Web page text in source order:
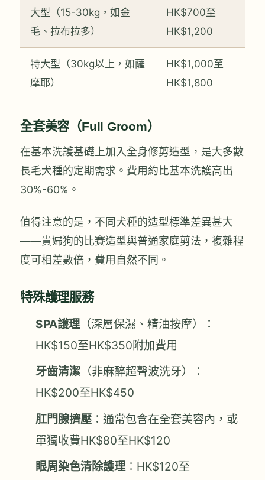
大型（15-30kg，如金
毛、拉布拉多）
HK$700至
HK$1,200
特大型（30kg以上，如薩
摩耶）
HK$1,000至
HK$1,800
全套美容（Full Groom）
在基本洗護基礎上加入全身修剪造型，是大多數
長毛犬種的定期需求。費用約比基本洗護高出
30%-60%。
值得注意的是，不同犬種的造型標準差異甚大
——貴婦狗的比賽造型與普通家庭剪法，複雜程
度可相差數倍，費用自然不同。
特殊護理服務
SPA護理（深層保濕、精油按摩）：
HK$150至HK$350附加費用
牙齒清潔（非麻醉超聲波洗牙）：
HK$200至HK$450
肛門腺擠壓：通常包含在全套美容內，或
單獨收費HK$80至HK$120
眼周染色清除護理：HK$120至